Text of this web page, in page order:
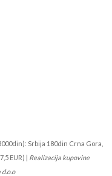
Srbija 180din Crna Gora,
EUR) | Realizacija kupovine